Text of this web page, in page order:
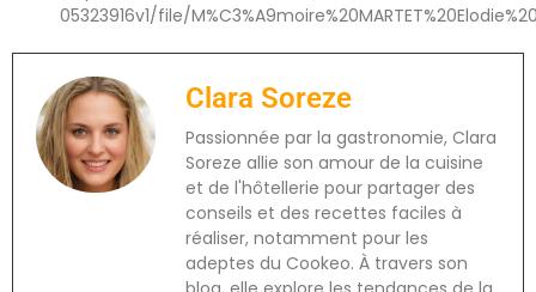
05323916v1/file/
Clara Soreze
Passionnée par la gastronomie, Clara
Soreze allie son amour de la cuisine
et de l'hôtellerie pour partager des
conseils et des recettes faciles à
réaliser, notamment pour les
adeptes du Cookeo. À travers son